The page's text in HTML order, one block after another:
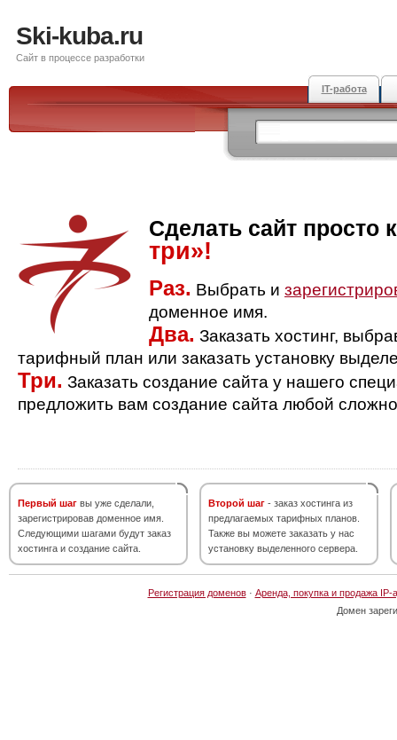
Ski-kuba.ru
Сайт в процессе разработки
IT-работа
Сделать сайт просто
три»!
Раз. Выбрать и
доменное имя.
Два. Заказать хостинг,
тарифный план или заказать установку
Три. Заказать создание сайта у нашего
предложить вам создание сайта любой
Первый шаг вы уже сделали,
зарегистрировав доменное имя.
Следующими шагами будут заказ
хостинга и создание сайта.
Второй шаг - заказ хостинга из
предлагаемых тарифных планов.
Также вы можете заказать у нас
установку выделенного сервера.
Регистрация доменов· Аренда, покупка и продажа IP-
Домен